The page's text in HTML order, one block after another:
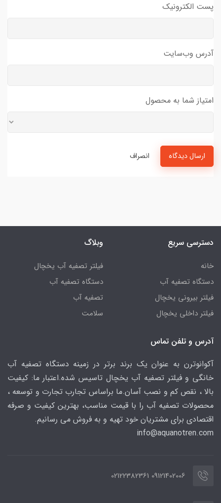
پست الکترونیک
آدرس وب‌سایت
امتیاز شما به محصول
ارسال دیدگاه انصراف
دسترسی سریع
خانه
دستگاه تصفیه آب
فیلتر بیرونی یخچال
فیلتر داخلی یخچال
وبلاگ
فیلتر تصفیه آب یخچال
دستگاه تصفیه آب
تصفیه آب
سلامت
آدرس و تلفن تماس
آکوانوترن به عنوان یک برند برتر در زمینه دستگاه تصفیه آب
خانگی و فیلتر تصفیه آب یخچال تاسیس شده.اعتبار ما: کیفیت
بالا ، نقص کم و نصب آسان.ما براساس تجارب تجارت و توسعه ،
محصولات تصفیه آب را با قیمت مناسب، بهترین کیفیت و صرفه
اقتصادی برای مشتریان خود تهیه و به فروش می رسانیم.
info@aquanotren.com
09121402006 02122382361